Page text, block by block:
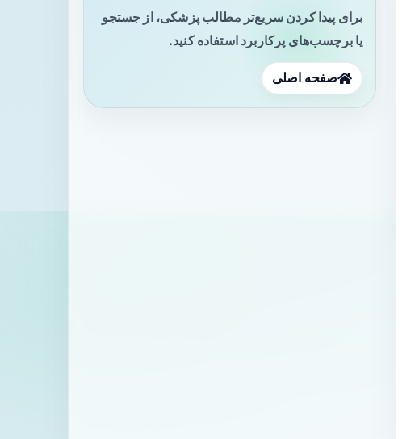
برای پیدا کردن سریع‌تر مطالب پزشکی، از جستجو
یا برچسب‌های پرکاربرد استفاده کنید.
صفحه اصلی